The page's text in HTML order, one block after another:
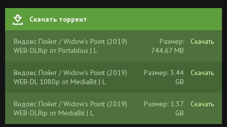
Скачать торрент
Видовс Пойнт / Widow's Point (2019)
WEB-DLRip от Portablius | L
Размер:
744.67 MB
Скачать
Видовс Пойнт / Widow's Point (2019)
WEB-DL 1080p от MediaBit | L
Размер: 3.44
GB
Скачать
Видовс Пойнт / Widow's Point (2019)
WEB-DLRip от MediaBit | L
Размер: 1.37
GB
Скачать